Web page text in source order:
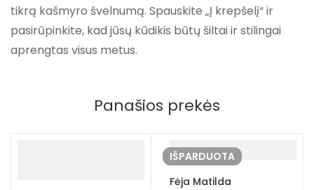
tikrą kašmyro švelnumą. Spauskite „Į krepšelį“ir
pasirūpinkite, kad jūsų kūdikis būtų šiltai ir stilingai
aprengtas visus metus.
Panašios prekės
IŠPARDUOTA
Fėja Matilda